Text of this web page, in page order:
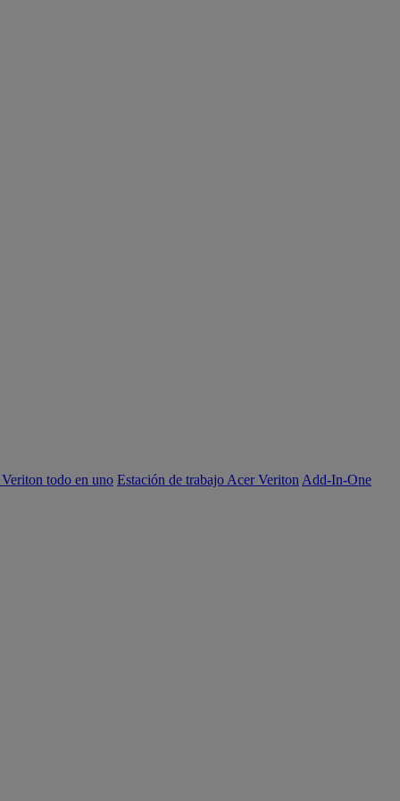
todo en uno Estación de trabajo Acer Veriton Add-In-One